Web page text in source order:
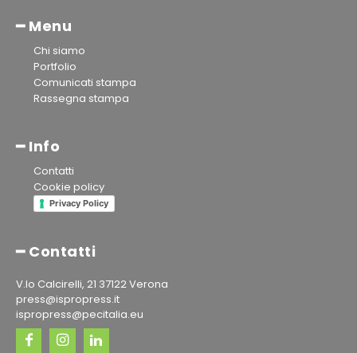
━ Menu
Chi siamo
Portfolio
Comunicati stampa
Rassegna stampa
━ Info
Contatti
Cookie policy
Privacy Policy
━ Contatti
V.lo Calcirelli, 21 37122 Verona
press@ispropress.it
ispropress@pecitalia.eu